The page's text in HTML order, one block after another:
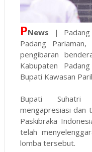
PNews |
Padang
pengibaran
Kabupaten
Bupati Kawasan
Bupati Suhatri
mengapresiasi dan
Paskibraka
telah
lomba tersebut.